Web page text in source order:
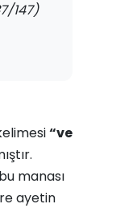
147)
“ve
manası
ayetin